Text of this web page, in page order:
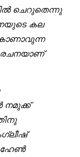
ചെറുതെന്നു
കല
നമുക്ക്
ഹേൺ